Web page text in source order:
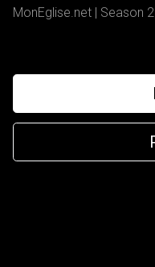
MonEglise.net | Season 2